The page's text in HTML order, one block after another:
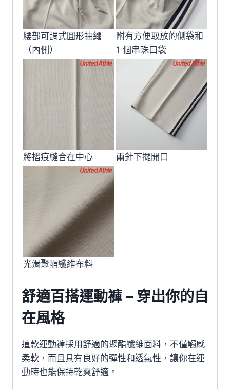
腰部可調式圓形抽繩
（內側）
附有方便取放的側袋和
1 個串珠口袋
將摺痕縫合在中心 兩針下擺開口
光滑聚酯纖維布料
舒適百搭運動褲 – 穿出你的自
在風格
這款運動褲採用舒適的聚酯纖維面料，不僅觸感
柔軟，而且具有良好的彈性和透氣性，讓你在運
動時也能保持乾爽舒適。